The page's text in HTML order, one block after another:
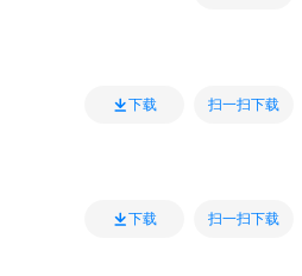
下载 扫一扫下载
下载 扫一扫下载